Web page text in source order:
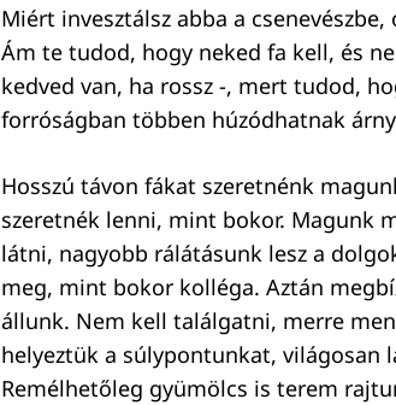
Miért invesztálsz abba a
Ám te tudod, hogy neked fa kell, és
kedved van, ha rossz -, mert tudod,
forróságban többen húzódhatnak
Hosszú távon fákat szeretnénk
szeretnék lenni, mint bokor. Magunk
látni, nagyobb rálátásunk lesz a
meg, mint bokor kolléga. Aztán
állunk. Nem kell találgatni, merre
helyeztük a súlypontunkat, világosan
Remélhetőleg gyümölcs is terem